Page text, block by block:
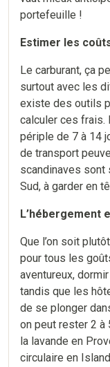
portefeuille !
Estimer les
Le carburant, ça
surtout avec les
existe des outils
calculer ces frais.
périple de 7 à 14
de transport
scandinaves sont
Sud, à garder en
L’hébergement
Que l’on soit
pour tous les
aventureux,
tandis que les
de se plonger
on peut rester 2 à
la lavande en
circulaire en